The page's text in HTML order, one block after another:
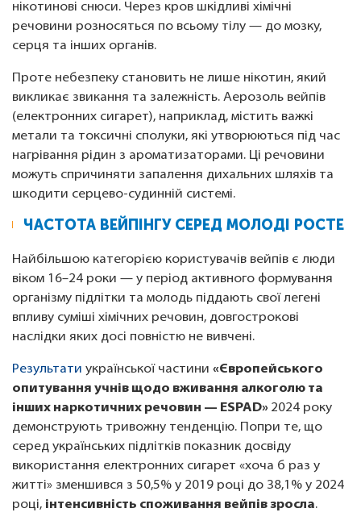
нікотинові снюси. Через кров шкідливі хімічні
речовини розносяться по всьому тілу — до мозку,
серця та інших органів.
Проте небезпеку становить не лише нікотин, який
викликає звикання та залежність. Аерозоль вейпів
(електронних сигарет), наприклад, містить важкі
метали та токсичні сполуки, які утворюються під час
нагрівання рідин з ароматизаторами. Ці речовини
можуть спричиняти запалення дихальних шляхів та
шкодити серцево-судинній системі.
ЧАСТОТА ВЕЙПІНГУ СЕРЕД МОЛОДІ РОСТЕ
Найбільшою категорією користувачів вейпів є люди
віком 16–24 роки — у період активного формування
організму підлітки та молодь піддають свої легені
впливу суміші хімічних речовин, довгострокові
наслідки яких досі повністю не вивчені.
Результати української частини «Європейського
опитування учнів щодо вживання алкоголю та
інших наркотичних речовин — ESPAD» 2024 року
демонструють тривожну тенденцію. Попри те, що
серед українських підлітків показник досвіду
використання електронних сигарет «хоча б раз у
житті» зменшився з 50,5% у 2019 році до 38,1% у 2024
році, інтенсивність споживання вейпів зросла.